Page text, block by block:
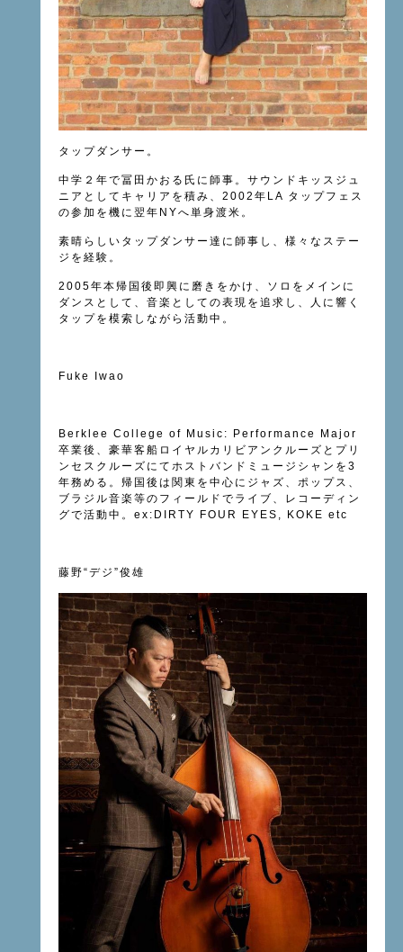
タップダンサー。
中学２年で冨田かおる氏に師事。サウンドキッスジュ
ニアとしてキャリアを積み、2002年LA タップフェス
の参加を機に翌年NYへ単身渡米。
素晴らしいタップダンサー達に師事し、様々なステー
ジを経験。
2005年本帰国後即興に磨きをかけ、ソロをメインに
ダンスとして、音楽としての表現を追求し、人に響く
タップを模索しながら活動中。
Fuke Iwao
Berklee College of Music: Performance Major
卒業後、豪華客船ロイヤルカリビアンクルーズとプリ
ンセスクルーズにてホストバンドミュージシャンを3
年務める。帰国後は関東を中心にジャズ、ポップス、
ブラジル音楽等のフィールドでライブ、レコーディン
グで活動中。ex:DIRTY FOUR EYES, KOKE etc
藤野“デジ”俊雄